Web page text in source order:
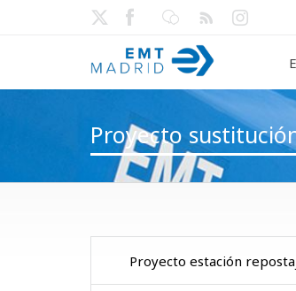
Proyecto
Proyecto estación